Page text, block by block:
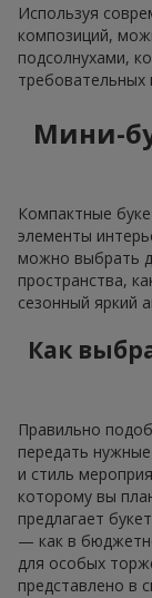
Используя
композиций,
подсолнухами,
требовательных
Мини-
Компактные
элементы
можно выбрать
пространства,
сезонный яркий
Как
Правильно
передать
и стиль
которому вы
предлагает
— как в
для особых
представлено в